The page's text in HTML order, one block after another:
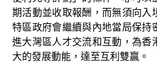
期活動並收取報酬，而無須向入
特區政府會繼續與內地當局保持
進大灣區人才交流和互動，為香
大的發展動能，達至互利雙贏。